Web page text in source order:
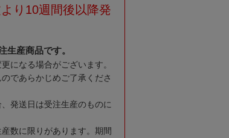
り10週間後以降発
生産商品です。
になる場合がございます。
であらかじめご了承くださ
発送日は受注生産のものに
数に限りがあります。期間